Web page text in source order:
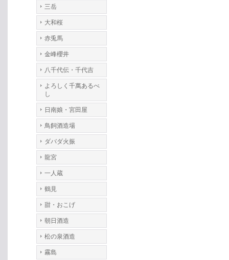
三岳
大和桜
赤兎馬
金峰櫻井
八千代伝・千代吉
よろしく千萬あるべ
し
日南娘・宮田屋
鳥飼酒造場
ダバダ火振
龍宮
一人蔵
鶴見
甜・おこげ
朝日酒造
松の泉酒造
霧島